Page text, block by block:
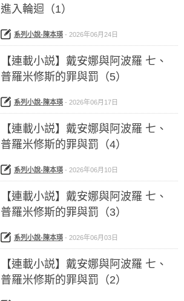
進入輪迴（1）
系列小說-陳本瑛 - 2026年06月24日
【連載小説】戴安娜與阿波羅 七、
普羅米修斯的罪與罰（5）
系列小說-陳本瑛 - 2026年06月17日
【連載小説】戴安娜與阿波羅 七、
普羅米修斯的罪與罰（4）
系列小說-陳本瑛 - 2026年06月10日
【連載小説】戴安娜與阿波羅 七、
普羅米修斯的罪與罰（3）
系列小說-陳本瑛 - 2026年06月03日
【連載小説】戴安娜與阿波羅 七、
普羅米修斯的罪與罰（2）